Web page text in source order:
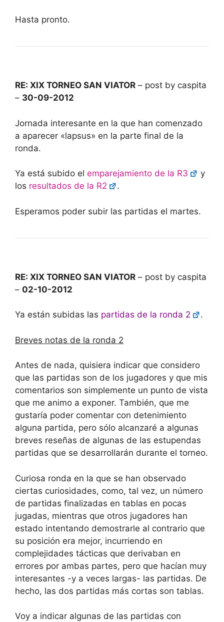
Hasta pronto.
RE: XIX TORNEO SAN VIATOR – post by caspita
– 30-09-2012
Jornada interesante en la que han comenzado
a aparecer «lapsus» en la parte final de la
ronda.
Ya está subido el emparejamiento de la R3
y
los resultados de la R2 .
Esperamos poder subir las partidas el martes.
RE: XIX TORNEO SAN VIATOR – post by caspita
– 02-10-2012
Ya están subidas las partidas de la ronda 2 .
Breves notas de la ronda 2
Antes de nada, quisiera indicar que considero
que las partidas son de los jugadores y que mis
comentarios son simplemente un punto de vista
que me animo a exponer. También, que me
gustaría poder comentar con detenimiento
alguna partida, pero sólo alcanzaré a algunas
breves reseñas de algunas de las estupendas
partidas que se desarrollarán durante el torneo.
Curiosa ronda en la que se han observado
ciertas curiosidades, como, tal vez, un número
de partidas finalizadas en tablas en pocas
jugadas, mientras que otros jugadores han
estado intentando demostrarle al contrario que
su posición era mejor, incurriendo en
complejidades tácticas que derivaban en
errores por ambas partes, pero que hacían muy
interesantes -y a veces largas- las partidas. De
hecho, las dos partidas más cortas son tablas.
Voy a indicar algunas de las partidas con